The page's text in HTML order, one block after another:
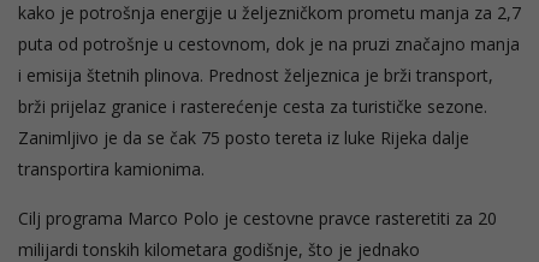
kako je potrošnja energije u željezničkom prometu manja za 2,7
puta od potrošnje u cestovnom, dok je na pruzi značajno manja
i emisija štetnih plinova. Prednost željeznica je brži transport,
brži prijelaz granice i rasterećenje cesta za turističke sezone.
Zanimljivo je da se čak 75 posto tereta iz luke Rijeka dalje
transportira kamionima.
Cilj programa Marco Polo je cestovne pravce rasteretiti za 20
milijardi tonskih kilometara godišnje, što je jednako